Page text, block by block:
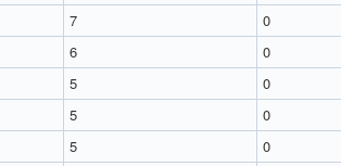
7 0
6 0
5 0
5 0
5 0